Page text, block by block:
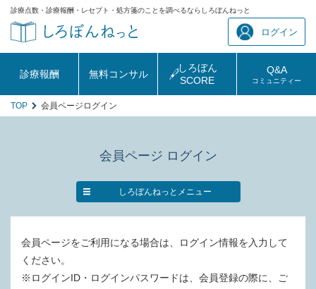
診療点数・診療報酬・レセプト・処方箋のことを調べるならしろぼんねっと
ログイン
診療報酬 無料コンサル
しろぼん
SCORE
Q&A
コミュニティー
TOP 会員ページログイン
会員ページ ログイン
しろぼんねっとメニュー
会員ページをご利用になる場合は、ログイン情報を入力して
ください。
※ログインID・ログインパスワードは、会員登録の際に、ご